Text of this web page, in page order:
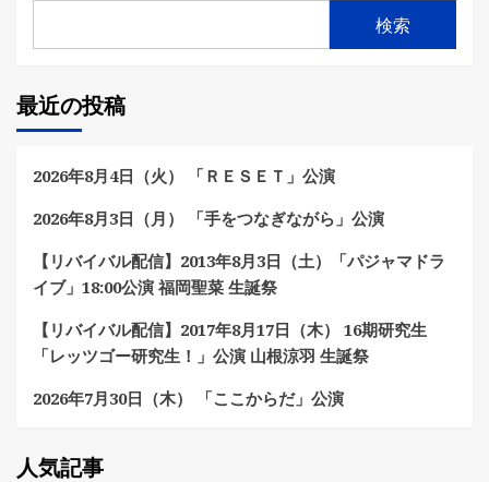
検索
最近の投稿
2026年8月4日（火） 「ＲＥＳＥＴ」公演
2026年8月3日（月） 「手をつなぎながら」公演
【リバイバル配信】2013年8月3日（土）「パジャマドラ
イブ」18:00公演 福岡聖菜 生誕祭
【リバイバル配信】2017年8月17日（木） 16期研究生
「レッツゴー研究生！」公演 山根涼羽 生誕祭
2026年7月30日（木） 「ここからだ」公演
人気記事